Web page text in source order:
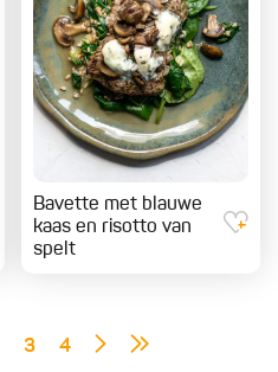
Bavette met blauwe
kaas en risotto van
spelt
3 4